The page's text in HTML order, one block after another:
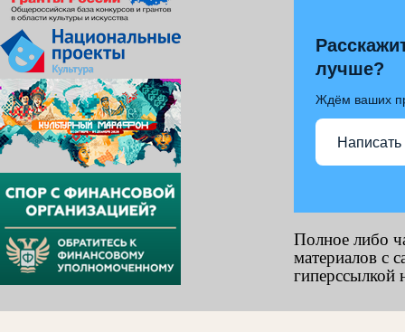
лучше?
Ждём ваших
Написать
Полное либо
материалов с
гиперссылкой